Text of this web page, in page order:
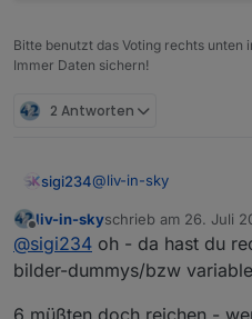
Bitte benutzt das Voting rechts unten
Immer Daten sichern!
2 Antworten
sigi234@liv-in-sky
Hinweis , wenn die
werden muss man
zu sehen.
Offline
liv-in-skyschrieb am 26. Juli
zuletzt editiert von
@sigi234 oh - da hast du
bilder-dummys/bzw